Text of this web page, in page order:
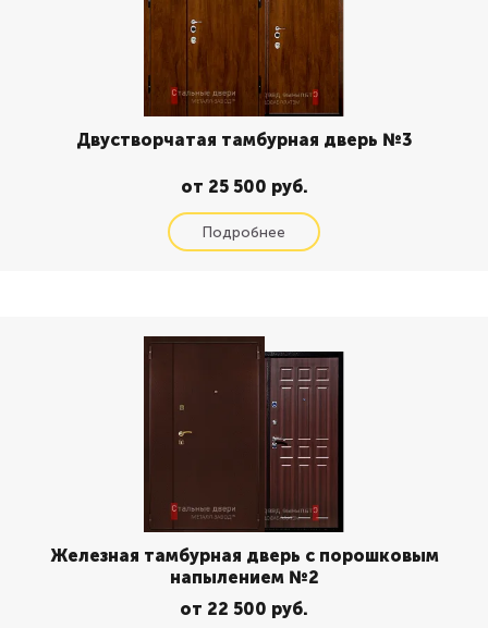
Двустворчатая тамбурная дверь №3
от 25 500 руб.
Железная тамбурная дверь с порошковым
напылением №2
от 22 500 руб.